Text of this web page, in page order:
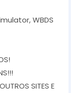
WBDS
SITES E